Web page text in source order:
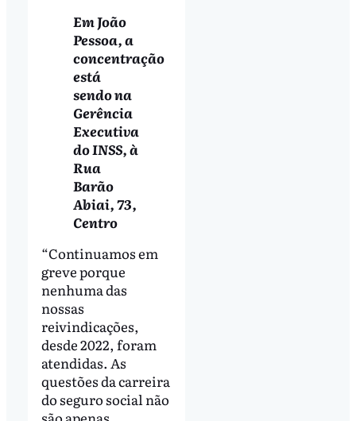
Em João
Pessoa, a
concentração
está
sendo na
Gerência
Executiva
do INSS, à
Rua
Barão
Abiai, 73,
Centro
“Continuamos em
greve porque
nenhuma das
nossas
reivindicações,
desde 2022, foram
atendidas. As
questões da carreira
do seguro social não